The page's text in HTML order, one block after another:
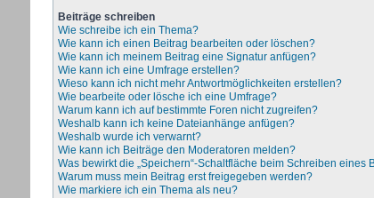
Beiträge schreiben
Wie schreibe ich ein Thema?
Wie kann ich einen Beitrag bearbeiten oder löschen?
Wie kann ich meinem Beitrag eine Signatur anfügen?
Wie kann ich eine Umfrage erstellen?
Wieso kann ich nicht mehr Antwortmöglichkeiten erstellen?
Wie bearbeite oder lösche ich eine Umfrage?
Warum kann ich auf bestimmte Foren nicht zugreifen?
Weshalb kann ich keine Dateianhänge anfügen?
Weshalb wurde ich verwarnt?
Wie kann ich Beiträge den Moderatoren melden?
Was bewirkt die „Speichern“-Schaltfläche beim Schreiben eines
Warum muss mein Beitrag erst freigegeben werden?
Wie markiere ich ein Thema als neu?